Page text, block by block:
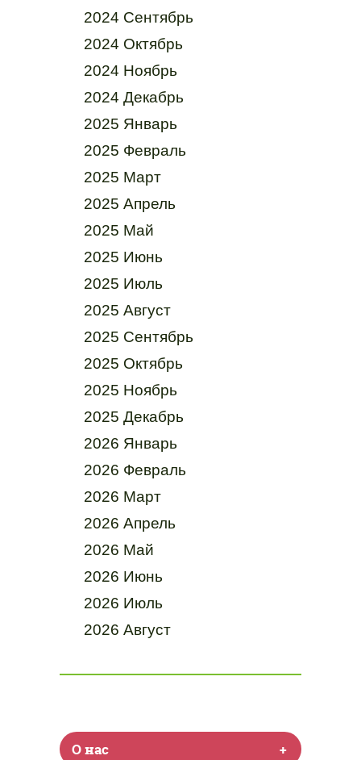
2024 Сентябрь
2024 Октябрь
2024 Ноябрь
2024 Декабрь
2025 Январь
2025 Февраль
2025 Март
2025 Апрель
2025 Май
2025 Июнь
2025 Июль
2025 Август
2025 Сентябрь
2025 Октябрь
2025 Ноябрь
2025 Декабрь
2026 Январь
2026 Февраль
2026 Март
2026 Апрель
2026 Май
2026 Июнь
2026 Июль
2026 Август
О нас +